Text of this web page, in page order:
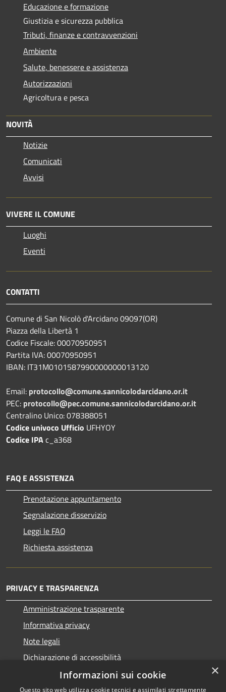
Educazione e formazione
Giustizia e sicurezza pubblica
Tributi, finanze e contravvenzioni
Ambiente
Salute, benessere e assistenza
Autorizzazioni
Agricoltura e pesca
NOVITÀ
Notizie
Comunicati
Avvisi
VIVERE IL COMUNE
Luoghi
Eventi
CONTATTI
Comune di San Nicolò d'Arcidano 09097(OR)
Piazza della Libertà 1
Codice Fiscale: 00070950951
Partita IVA: 00070950951
IBAN: IT31M0101587990000000013120
Email: protocollo@comune.sannicolodarcidano.or.it
PEC: protocollo@pec.comune.sannicolodarcidano.or.it
Centralino Unico: 078388051
Codice univoco Ufficio UFHYOY
Codice IPAc_a368
FAQ E ASSISTENZA
Prenotazione appuntamento
Segnalazione disservizio
Leggi le FAQ
Richiesta assistenza
PRIVACY E TRASPARENZA
Amministrazione trasparente
Informativa privacy
Note legali
Dichiarazione di accessibilità
×
Informazioni sui cookie
Questo sito web utilizza cookie tecnici e assimilati strettamente